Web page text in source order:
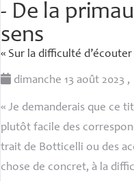
- De la
sens
« Sur la difficulté
dimanche 13 août 2023 ,
« Je demanderais que ce
plutôt facile des
trait de Botticelli ou des
chose de concret, à la